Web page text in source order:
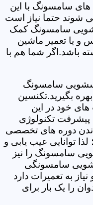
های سامسونگ با این
شوند حتما نیاز است
سامسونگ کمک
و یا تعمیر ماشین
باشد.اگر شما هم با
سامسونگ
بگیرید.تکنسین
خود در این
تکنولوژی
دوره های تخصصی
توانایی عیب یابی و
سامسونگ را نیز
سامسونگی
به تعمیرات دارد
را یک بار برای